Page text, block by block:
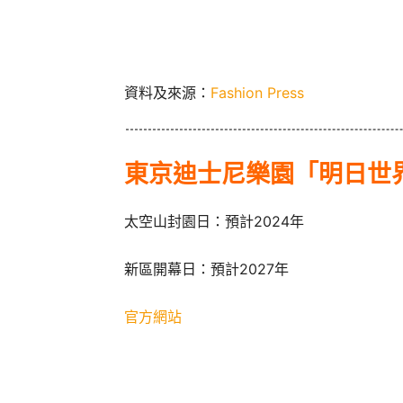
資料及來源： Fashion Press
東京迪士尼樂園「明日世
太空山封園日：預計2024年
新區開幕日：預計2027年
官方網站